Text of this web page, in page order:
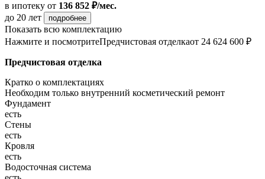
в ипотеку от 136 852 ₽/мес.
до 20 лет
подробнее
Показать всю комплектацию
Нажмите и посмотритеПредчистовая отделкаот 24 624 600 ₽
Предчистовая отделка
Кратко о комплектациях
Необходим только внутренний косметический ремонт
Фундамент
есть
Стены
есть
Кровля
есть
Водосточная система